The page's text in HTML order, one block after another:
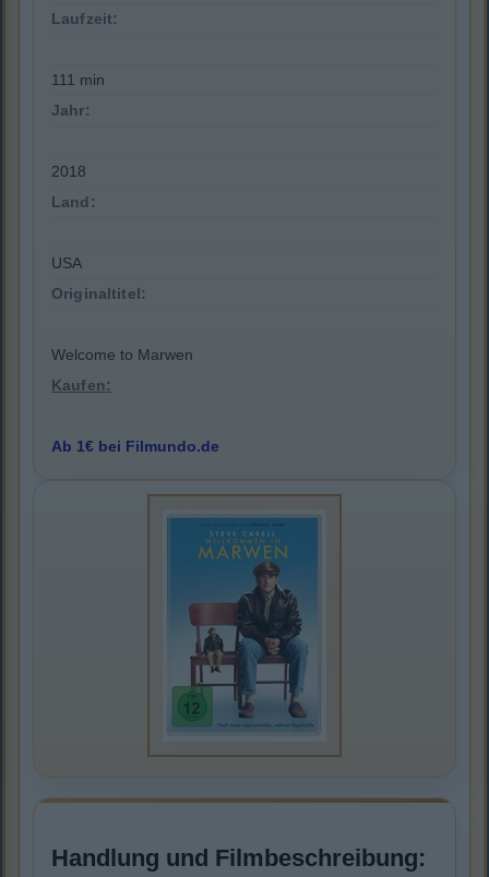
Laufzeit:
111 min
Jahr:
2018
Land:
USA
Originaltitel:
Welcome to Marwen
Kaufen:
Ab 1€ bei Filmundo.de
Handlung und Filmbeschreibung: